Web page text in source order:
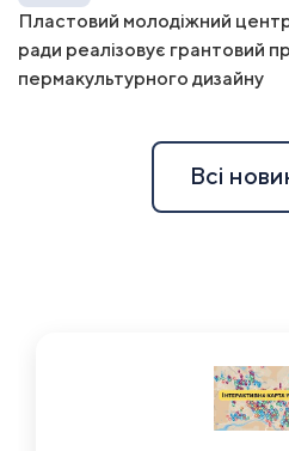
Пластовий молодіжний
ради реалізовує грантовий
пермакультурного дизайну
Всі